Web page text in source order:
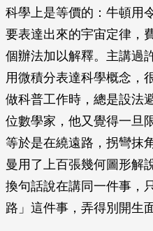
科學上是等價的：牛頓用
要表達出來的宇宙定律，
個辦法加以解釋。主講過
用微積分表達科學概念，
做科普工作時，總是設法
位數學家，他又覺得一旦
等於是在繞遠路，拐彎抹
曼用了上百張幾何圖形解
換句話說在講同一件事，
路」這件事，弄得別開生